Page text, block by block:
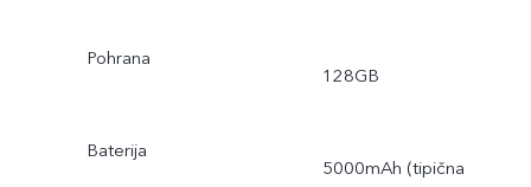
Pohrana
128GB
Baterija
5000mAh (tipična